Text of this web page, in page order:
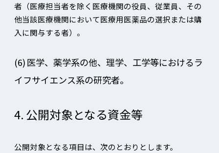
者（医療担当者を除く医療機関の役員、従業員、その
他当該医療機関において医療用医薬品の選択または購
入に関与する者）。
(6)医学、薬学系の他、理学、工学等におけるラ
イフサイエンス系の研究者。
4. 公開対象となる資金等
公開対象となる項目は、次のとおりとします。